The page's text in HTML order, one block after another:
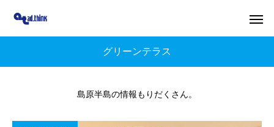
グリーンテラス
島原半島の情報もりだくさん。